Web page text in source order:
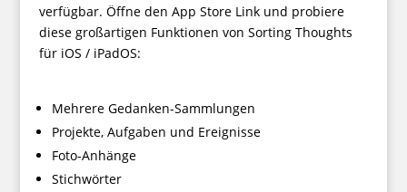
verfügbar. Öffne den App Store Link und probiere
diese großartigen Funktionen von Sorting Thoughts
für iOS / iPadOS:
Mehrere Gedanken-Sammlungen
Projekte, Aufgaben und Ereignisse
Foto-Anhänge
Stichwörter